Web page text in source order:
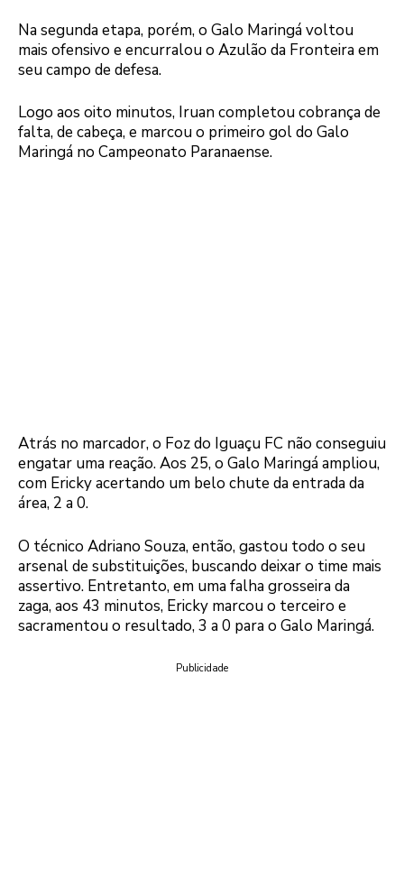
Na segunda etapa, porém, o Galo Maringá voltou
mais ofensivo e encurralou o Azulão da Fronteira em
seu campo de defesa.
Logo aos oito minutos, Iruan completou cobrança de
falta, de cabeça, e marcou o primeiro gol do Galo
Maringá no Campeonato Paranaense.
Atrás no marcador, o Foz do Iguaçu FC não conseguiu
engatar uma reação. Aos 25, o Galo Maringá ampliou,
com Ericky acertando um belo chute da entrada da
área, 2 a 0.
O técnico Adriano Souza, então, gastou todo o seu
arsenal de substituições, buscando deixar o time mais
assertivo. Entretanto, em uma falha grosseira da
zaga, aos 43 minutos, Ericky marcou o terceiro e
sacramentou o resultado, 3 a 0 para o Galo Maringá.
Publicidade